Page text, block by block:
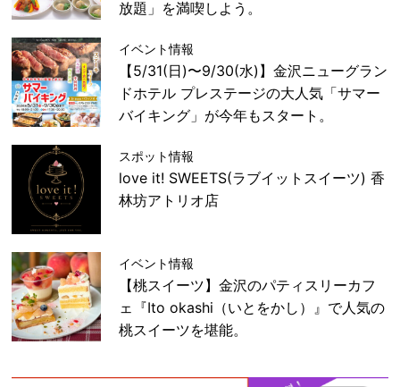
放題」を満喫しよう。
イベント情報
【5/31(日)〜9/30(水)】金沢ニューグラン
ドホテル プレステージの大人気「サマー
バイキング」が今年もスタート。
スポット情報
love it! SWEETS(ラブイットスイーツ) 香
林坊アトリオ店
イベント情報
【桃スイーツ】金沢のパティスリーカフ
ェ『Ito okashi（いとをかし）』で人気の
桃スイーツを堪能。